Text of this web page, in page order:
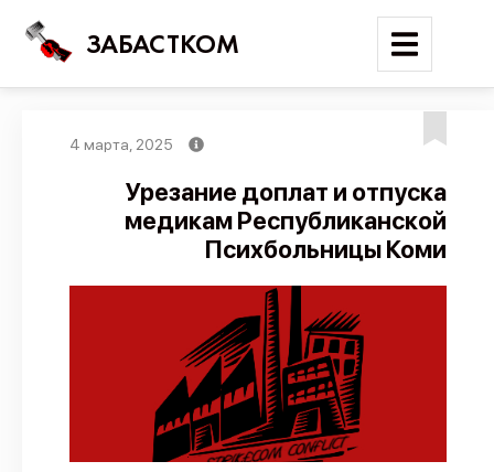
ЗАБАСТКОМ
Поиск
Новости
Карта событий
Трудовые конфликты
Отчеты
Предложить публикацию
Справочник
4 марта, 2025
Урезание доплат и отпуска
медикам Республиканской
Психбольницы Коми